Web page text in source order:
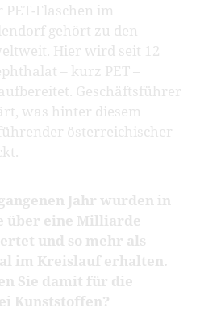
Flaschen im
gehört zu den
Hier wird seit 12
– kurz PET –
Geschäftsführer
was hinter diesem
österreichischer
Jahr wurden in
über eine Milliarde
und so mehr als
im Kreislauf erhalten.
Sie damit für die
Kunststoffen?